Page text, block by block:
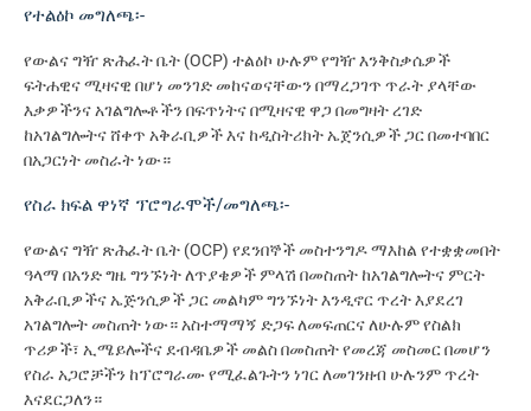
የተልዕኮ መግለጫ፡-
የውልና ግዥ ጽሕፈት ቤት (OCP) ተልዕኮ ሁሉም የግዥ እንቅስቃሴዎች
ፍትሐዊና ሚዛናዊ በሆነ መንገድ መከናወናቸውን በማረጋገጥ ጥራት ያላቸው
እቃዎችንና አገልግሎቶችን በፍጥነትና በሚዛናዊ ዋጋ በመግዛት ረገድ
ከአገልግሎትና ሸቀጥ አቅራቢዎች እና ከዲስትሪክት ኤጀንሲዎች ጋር በመተባበር
በአጋርነት መስራት ነው።
የስራ ክፍል ዋነኛ ፕሮግራሞች/መግለጫ፡-
የውልና ግዥ ጽሕፈት ቤት (OCP) የደንበኞች መስተንግዶ ማእከል የተቋቋመበት
ዓላማ በአንድ ግዜ ግንኙነት ለጥያቄዎች ምላሽ በመስጠት ከአገልግሎትና ምርት
አቅራቢዎችና ኤጅንሲዎች ጋር መልካም ግንኙነት እንዲኖር ጥረት እያደረገ
አገልግሎት መስጠት ነው። አስተማማኝ ድጋፍ ለመፍጠርና ለሁሉም የስልክ
ጥሪዎች፣ ኢሜይሎችና ደብዳቤዎች መልስ በመስጠት የመረጃ መስመር በመሆን
የስራ አጋሮቻችን ከፕሮግራሙ የሚፈልጉትን ነገር ለመገንዘብ ሁሉንም ጥረት
እናደርጋለን።